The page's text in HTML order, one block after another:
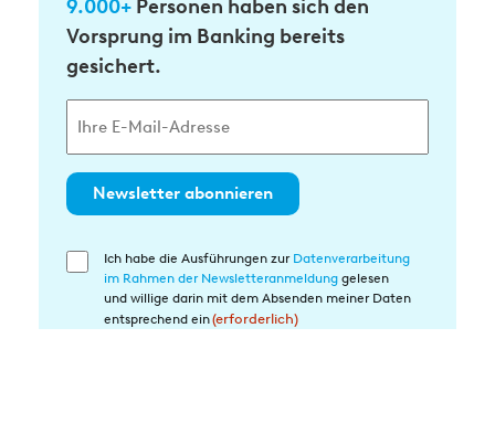
9.000+ Personen haben sich den
Vorsprung im Banking bereits
gesichert.
Newsletter abonnieren
Einwilligung
Ich habe die Ausführungen zur Datenverarbeitung
im Rahmen der Newsletteranmeldung gelesen
und willige darin mit dem Absenden meiner Daten
entsprechend ein(erforderlich)